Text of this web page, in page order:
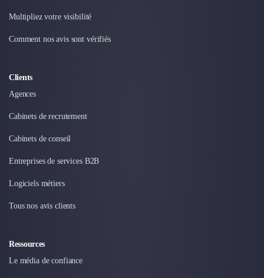
Audit
Solutions de Paiement
Développement Web
Product Management
Design Industriel
Packaging & Emballages
Téléphonie & Télécommunication
Maintenance et Infogérance
BI, Analytics & Big Data
Design Thinking
Stratégie Digitale
Multipliez votre visibilité
Comment nos avis sont vérifiés
Clients
Agences
Cabinets de recrutement
Cabinets de conseil
Entreprises de services B2B
Logiciels métiers
Tous nos avis clients
Ressources
Le média de confiance